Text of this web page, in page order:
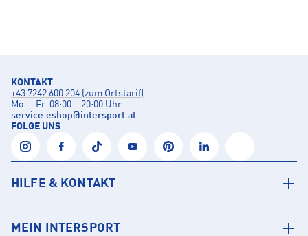
KONTAKT
+43 7242 600 204 (zum Ortstarif)
Mo. – Fr. 08:00 – 20:00 Uhr
service.eshop@intersport.at
FOLGE UNS
HILFE & KONTAKT
MEIN INTERSPORT